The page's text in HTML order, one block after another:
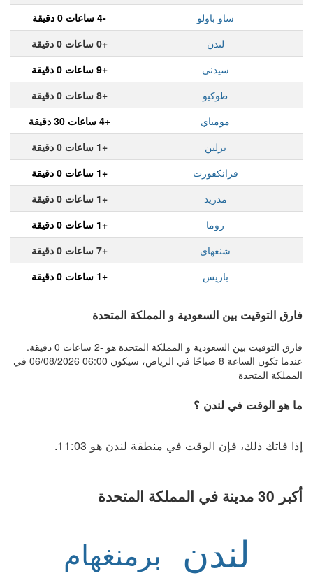
ساو باولو
-4 ساعات 0 دقيقة
لندن
+0 ساعات 0 دقيقة
سيدني
+9 ساعات 0 دقيقة
طوكيو
+8 ساعات 0 دقيقة
مومباي
+4 ساعات 30 دقيقة
برلين
+1 ساعات 0 دقيقة
فرانكفورت
+1 ساعات 0 دقيقة
مدريد
+1 ساعات 0 دقيقة
روما
+1 ساعات 0 دقيقة
شنغهاي
+7 ساعات 0 دقيقة
باريس
+1 ساعات 0 دقيقة
فارق التوقيت بين السعودية و المملكة المتحدة
فارق التوقيت بين السعودية و المملكة المتحدة هو -2 ساعات 0 دقيقة.
عندما تكون الساعة 8 صباحًا في الرياض، سيكون 06:00 06/08/2026 في
المملكة المتحدة
ما هو الوقت في لندن ؟
إذا فاتك ذلك، فإن الوقت في منطقة لندن هو 11:03.
أكبر 30 مدينة في المملكة المتحدة
لندن
برمنغهام